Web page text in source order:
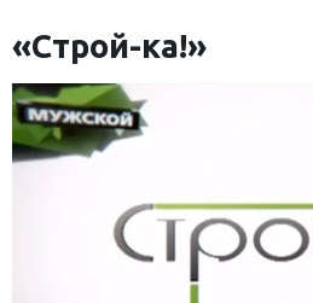
«Строй-ка!»